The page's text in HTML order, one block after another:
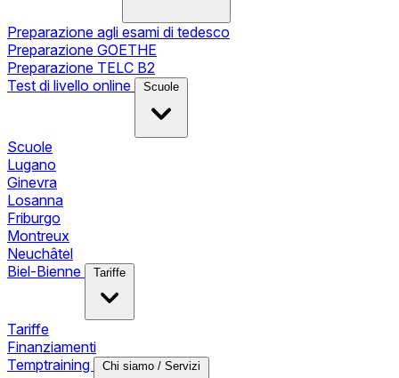
Preparazione agli esami di tedesco
Preparazione GOETHE
Preparazione TELC B2
Test di livello online
Scuole
Scuole
Lugano
Ginevra
Losanna
Friburgo
Montreux
Neuchâtel
Biel-Bienne
Tariffe
Tariffe
Finanziamenti
Temptraining
Chi siamo / Servizi